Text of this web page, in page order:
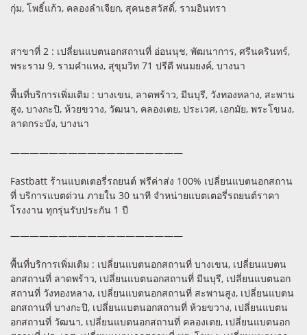
กุ่ม, โพธิ์แก้ว, คลองลำเจียก, สุคนธสวัสดิ์, รามอินทรา
สาขาที่ 2 : เปลี่ยนแบตนอกสถานที่ อ่อนนุช, พัฒนาการ, ศรีนครินทร์,
พระราม 9, รามคำแหง, สุขุมวิท 71 ปรีดี พนมยงค์, บางนา
พื้นที่บริการเพิ่มเติม : บางเขน, ลาดพร้าว, มีนบุรี, วังทองหลาง, สะพาน
สูง, บางกะปิ, ห้วยขวาง, วัฒนา, คลองเตย, ประเวศ, เอกมัย, พระโขนง,
ลาดกระบัง, บางนา
——————————————————
Fastbatt ร้านแบตเตอรี่รถยนต์ ฟรีค่าส่ง 100% เปลี่ยนแบตนอกสถาน
ที่ บริการแบตด่วน ภายใน 30 นาที จำหน่ายแบตเตอรี่รถยนต์ราคา
โรงงาน ทุกรุ่นรับประกัน 1 ปี
——————————————————
พื้นที่บริการเพิ่มเติม : เปลี่ยนแบตนอกสถานที่ บางเขน, เปลี่ยนแบตน
อกสถานที่ ลาดพร้าว, เปลี่ยนแบตนอกสถานที่ มีนบุรี, เปลี่ยนแบตนอก
สถานที่ วังทองหลาง, เปลี่ยนแบตนอกสถานที่ สะพานสูง, เปลี่ยนแบตน
อกสถานที่ บางกะปิ, เปลี่ยนแบตนอกสถานที่ ห้วยขวาง, เปลี่ยนแบตน
อกสถานที่ วัฒนา, เปลี่ยนแบตนอกสถานที่ คลองเตย, เปลี่ยนแบตนอก